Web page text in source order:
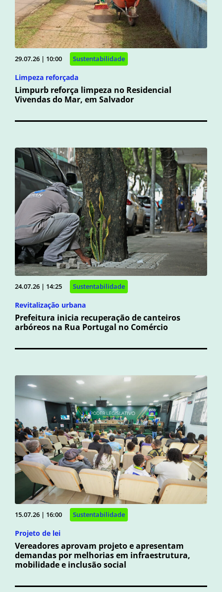
29.07.26 | 10:00 Sustentabilidade
Limpeza reforçada
Limpurb reforça limpeza no Residencial
Vivendas do Mar, em Salvador
24.07.26 | 14:25 Sustentabilidade
Revitalização urbana
Prefeitura inicia recuperação de canteiros
arbóreos na Rua Portugal no Comércio
15.07.26 | 16:00 Sustentabilidade
Projeto de lei
Vereadores aprovam projeto e apresentam
demandas por melhorias em infraestrutura,
mobilidade e inclusão social